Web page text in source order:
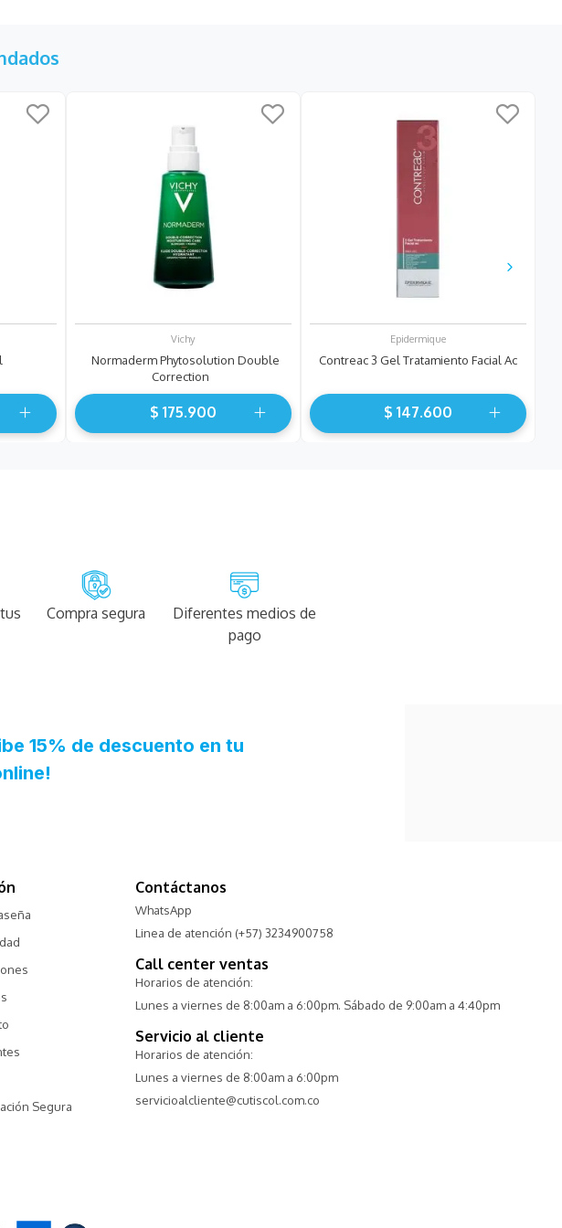
Vichy
Normaderm Phytosolution Double
Correction
$ 175.900
Epidermique
Contreac 3 Gel Tratamiento Facial Ac
$ 147.600
Compra segura
Diferentes medios de
pago
Segura
Contáctanos
WhatsApp
Linea de atención (+57) 3234900758
Call center ventas
Horarios de atención:
Lunes a viernes de 8:00am a 6:00pm. Sábado de 9:00am a 4:40pm
Servicio al cliente
Horarios de atención:
Lunes a viernes de 8:00am a 6:00pm
servicioalcliente@cutiscol.com.co